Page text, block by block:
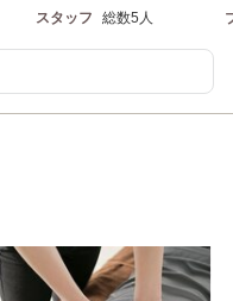
スタッフ 総数5人